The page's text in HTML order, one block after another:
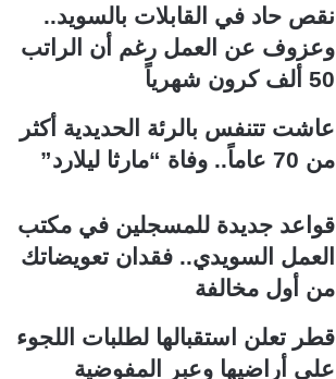
ح
ا
س
ا
ق
ة
ح
ة
ا
ا
ي
ة
نقص حاد في القابلات بالسويد..
وعزوف عن العمل رغم أن الراتب
50 ألف كرون شهرياً
عاشت تتنفس بالرئة الحديدية أكثر
من 70 عاماً.. وفاة “مارثا ليلارد”
قواعد جديدة للمسجلين في مكتب
العمل السويدي.. فقدان تعويضاتك
من أول مخالفة
قطر تعلن استقبالها لطلبات اللجوء
على أراضيها وعبر المفوضية